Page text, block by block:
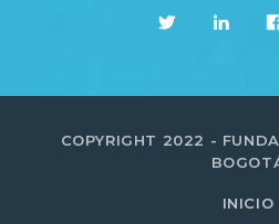
COPYRIGHT 2022 -
INICIO